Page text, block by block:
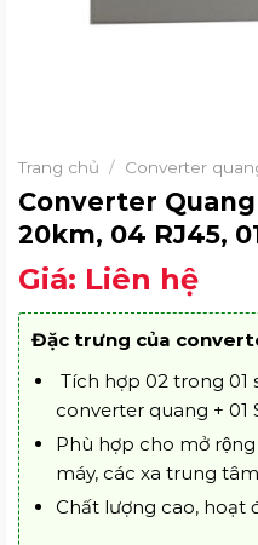
Trang chủ / Converter
Converter
20km, 04 RJ45,
Giá: Liên hệ
Đặc trưng của
Tích hợp 02 trong 01
converter quang + 01
Phù hợp cho mở
máy, các xa trung
Chất lượng cao, hoạt